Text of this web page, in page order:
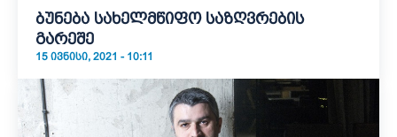
ბუნება სახელმწიფო საზღვრების
გარეშე
15 ᲘᲕᲜᲘᲡᲘ, 2021 - 10:11